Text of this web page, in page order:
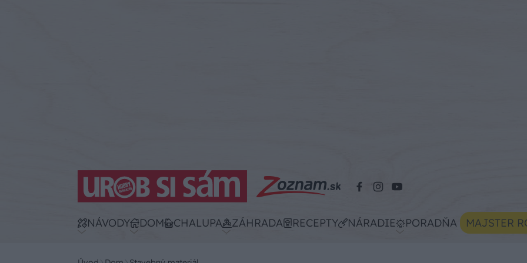
NÁVODY DOM CHALUPA ZÁHRADA RECEPTY NÁRADIE PORADŇA MAJSTER